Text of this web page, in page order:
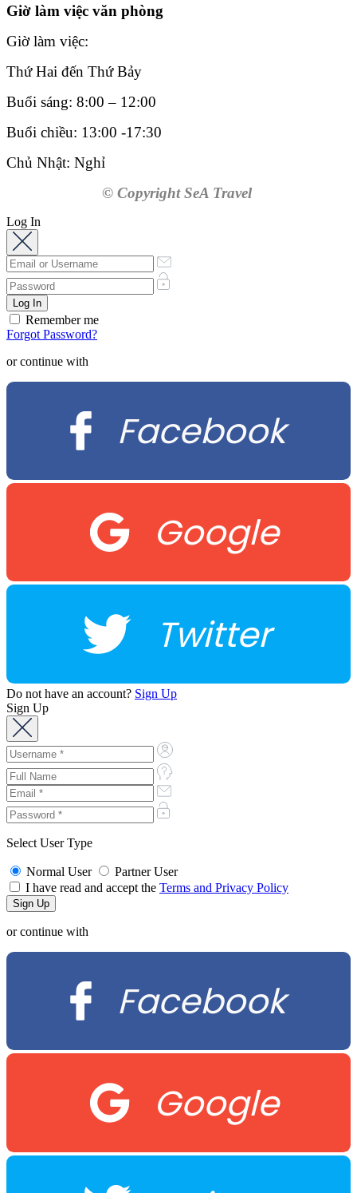
Giờ làm việc văn phòng
Giờ làm việc:
Thứ Hai đến Thứ Bảy
Buổi sáng: 8:00 – 12:00
Buổi chiều: 13:00 -17:30
Chủ Nhật: Nghỉ
© Copyright SeA Travel
Log In
Remember me
Forgot Password?
or continue with
Facebook
Google
Twitter
Do not have an account? Sign Up
Sign Up
Select User Type
Normal User
Partner User
I have read and accept the Terms and Privacy Policy
or continue with
Facebook
Google